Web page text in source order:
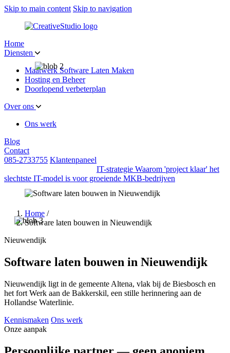
Skip to main content Skip to navigation
Home
Diensten
Maatwerk Software Laten Maken
Hosting en Beheer
Doorlopend verbeterplan
Over ons
Ons werk
Blog
Contact
085-2733755 Klantenpaneel
IT-strategie Waarom 'project klaar' het
slechtste IT-model is voor groeiende MKB-bedrijven
Home /
Software laten bouwen in Nieuwendijk
Nieuwendijk
Software laten bouwen in Nieuwendijk
Nieuwendijk ligt in de gemeente Altena, vlak bij de Biesbosch en
het fort Werk aan de Bakkerskil, een stille herinnering aan de
Hollandse Waterlinie.
Kennismaken Ons werk
Onze aanpak